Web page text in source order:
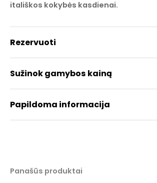
itališkos kokybės kasdienai.
Rezervuoti
REZERVUOTI
Sužinok gamybos kainą
Papildoma informacija
Panašūs produktai